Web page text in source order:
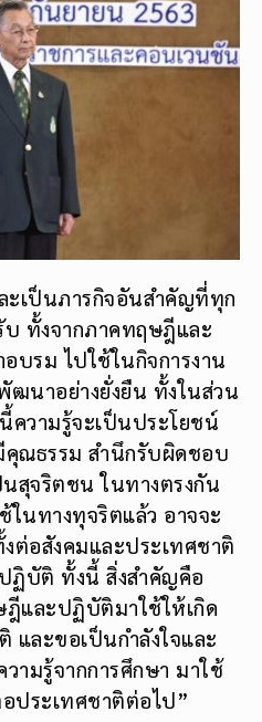
เป็นภารกิจอันสำคัญที่ทุก
บ ทั้งจากภาคทฤษฎีและ
บรม ไปใช้ในกิจการงาน
ฒนาอย่างยั่งยืน ทั้งในส่วน
ความรู้จะเป็นประโยชน์
ณธรรม สำนึกรับผิดชอบ
สุจริตชน ในทางตรงกัน
นทางทุจริตแล้ว อาจจะ
ต่อสังคมและประเทศชาติ
ฏิบัติ ทั้งนี้ สิ่งสำคัญคือ
และปฏิบัติมาใช้ให้เกิด
และขอเป็นกำลังใจและ
มรู้จากการศึกษา มาใช้
ประเทศชาติต่อไป”